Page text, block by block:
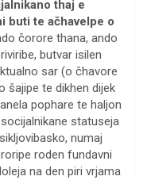
thaj e
buti te ačhavelpe o
čorore thana, ando
butvar isilen
sar (o čhavore
šajipe te dikhen dijek
pophare te haljon
statuseja
numaj
roden fundavni
na den piri vrjama